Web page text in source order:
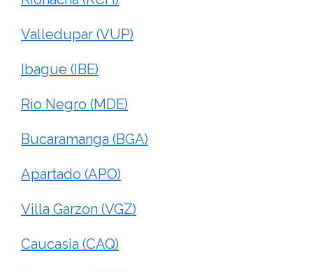
Valledupar (VUP)
Ibague (IBE)
Rio Negro (MDE)
Bucaramanga (BGA)
Apartado (APO)
Villa Garzon (VGZ)
Caucasia (CAQ)